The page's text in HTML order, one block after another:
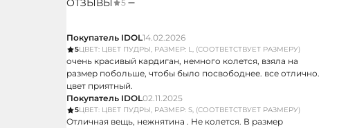
ОТЗЫВЫ 5
Покупатель IDOL14.02.2026
5ЦВЕТ: ЦВЕТ ПУДРЫ, РАЗМЕР: L, (СООТВЕТСТВУЕТ РАЗМЕРУ)
очень красивый кардиган, немного колется, взяла на
размер побольше, чтобы было посвободнее. все отлично.
цвет приятный.
Покупатель IDOL02.11.2025
5ЦВЕТ: ЦВЕТ ПУДРЫ, РАЗМЕР: S, (СООТВЕТСТВУЕТ РАЗМЕРУ)
Отличная вещь, нежнятина . Не колется. В размер